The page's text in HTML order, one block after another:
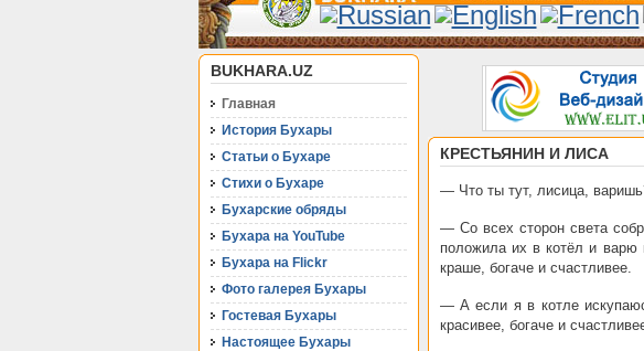
BUKHARA.UZ
Главная
История Бухары
Статьи о Бухаре
Стихи о Бухаре
Бухарские обряды
Бухара на YouTube
Бухара на Flickr
Фото галерея Бухары
Гостевая Бухары
Настоящее Бухары
КРЕСТЬЯНИН И ЛИСА
— Что ты тут, лисица,
— Со всех сторон света
положила их в котёл и варю
краше, богаче и счастливее.
— А если я в котле
красивее, богаче и